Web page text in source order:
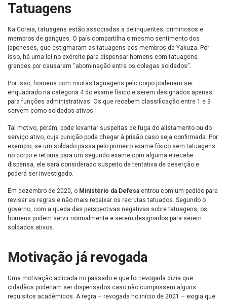
Tatuagens
Na Coreia, tatuagens estão associadas a delinquentes, criminosos e
membros de gangues. O país compartilha o mesmo sentimento dos
japoneses, que estigmaram as tatuagens aos membros da Yakuza. Por
isso, há uma lei no exército para dispensar homens com tatuagens
grandes por causarem “abominação entre os colegas soldados”.
Por isso, homens com muitas taguagens pelo corpo poderiam ser
enquadrado na categoria 4 do exame físico e serem designados apenas
para funções administrativas. Os que recebem classificação entre 1 e 3
servem como soldados ativos.
Tal motivo, porém, pode levantar suspeitas de fuga do alistamento ou do
serviço ativo, cuja punição pode chegar à prisão caso seja confirmada. Por
exemplo, se um soldado passa pelo primeiro exame físico sem tatuagens
no corpo e retorna para um segundo exame com alguma e recebe
dispensa, ele será considerado suspeito de tentativa de deserção e
poderá ser investigado.
Em dezembro de 2020, o Ministério da Defesa entrou com um pedido para
revisar as regras e não mais rebaixar os recrutas tatuados. Segundo o
governo, com a queda das perspectivas negativas sobre tatuagens, os
homens podem servir normalmente e serem designados para serem
soldados ativos.
Motivação já revogada
Uma motivação aplicada no passado e que foi revogada dizia que
cidadãos poderiam ser dispensados caso não cumprissem alguns
requisitos acadêmicos. A regra – revogada no início de 2021 – exigia que